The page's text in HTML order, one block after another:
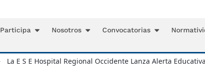
Participa Nosotros Convocatorias
La E S E Hospital Regional Occidente Lanza Alerta